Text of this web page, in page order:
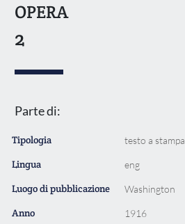
OPERA
2
Parte di:
Tipologia testo a stampa
Lingua eng
Luogo di pubblicazione Washington
Anno 1916